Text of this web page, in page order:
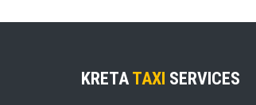
KRETA TAXI SERVICES